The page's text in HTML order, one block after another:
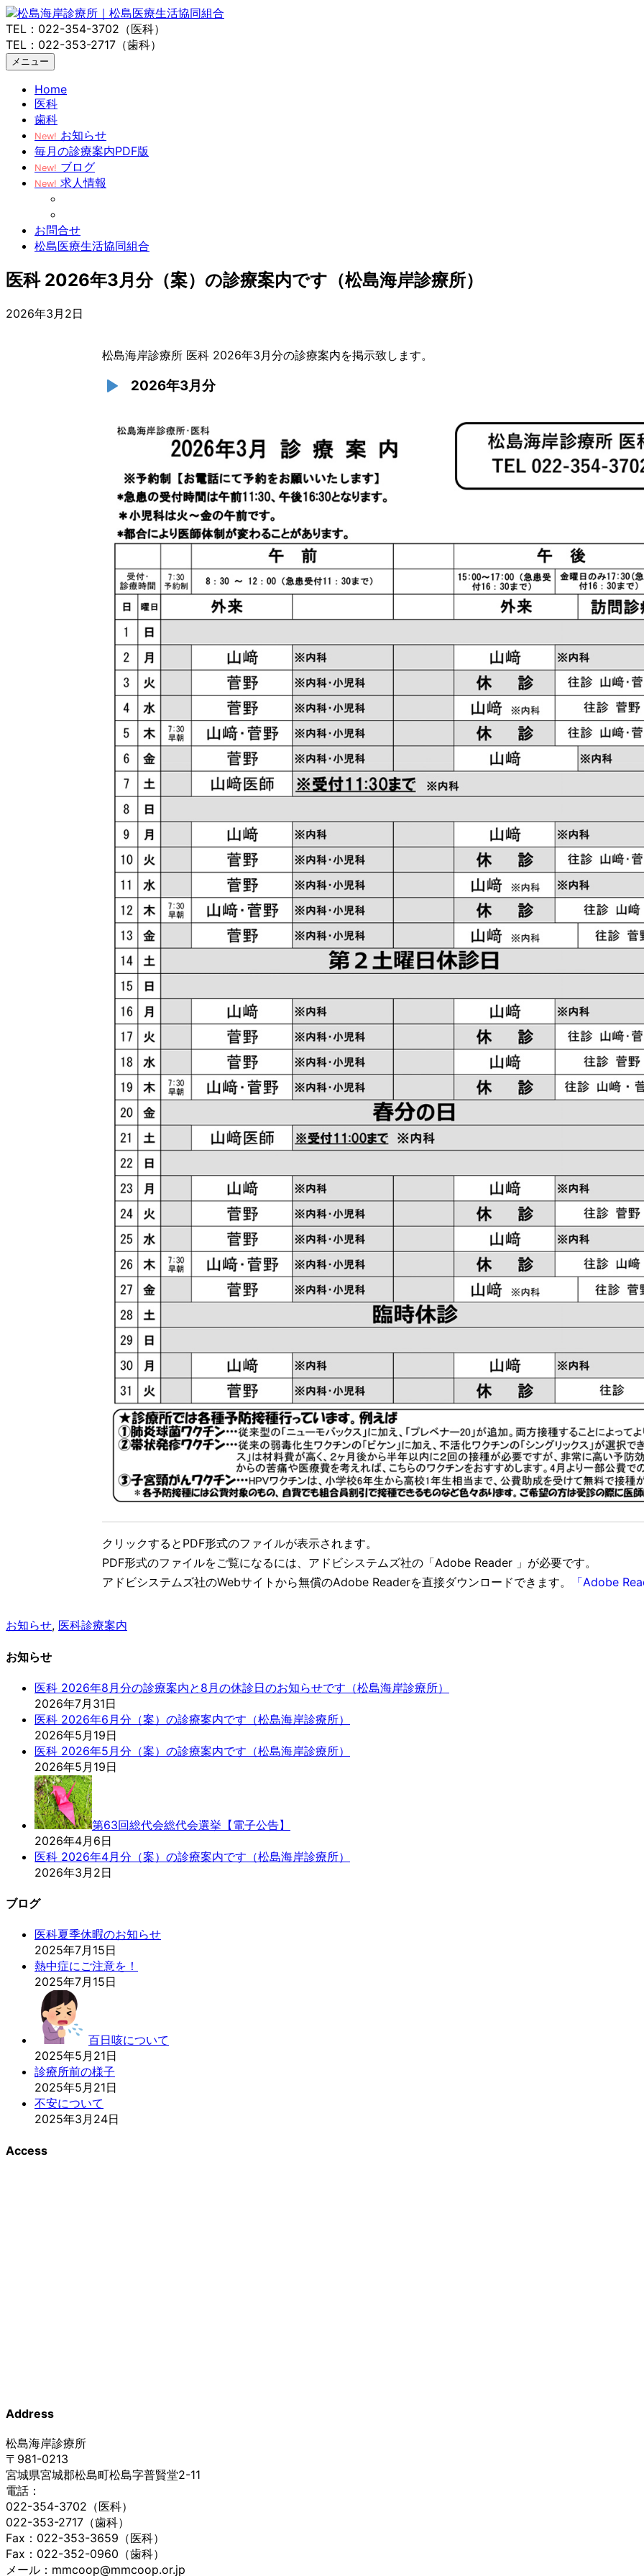
TEL：022-354-3702（医科）
TEL：022-353-2717（歯科）
メニュー
Home
医科
歯科
New! お知らせ
毎月の診療案内PDF版
New! ブログ
New! 求人情報
お問合せ
松島医療生活協同組合
医科 2026年3月分（案）の診療案内です（松島海岸診療所）
2026年3月2日
松島海岸診療所 医科 2026年3月分の診療案内を掲示致します。
2026年3月分
クリックするとPDF形式のファイルが表示されます。
PDF形式のファイルをご覧になるには、アドビシステムズ社の「Adobe Reader 」が必要です。
アドビシステムズ社のWebサイトから無償のAdobe Readerを直接ダウンロードできます。
「Adobe
お知らせ, 医科診療案内
お知らせ
医科 2026年8月分の診療案内と8月の休診日のお知らせです（松島海岸診療所）
2026年7月31日
医科 2026年6月分（案）の診療案内です（松島海岸診療所）
2026年5月19日
医科 2026年5月分（案）の診療案内です（松島海岸診療所）
2026年5月19日
第63回総代会総代会選挙【電子公告】
2026年4月6日
医科 2026年4月分（案）の診療案内です（松島海岸診療所）
2026年3月2日
ブログ
医科夏季休暇のお知らせ
2025年7月15日
熱中症にご注意を！
2025年7月15日
百日咳について
2025年5月21日
診療所前の様子
2025年5月21日
不安について
2025年3月24日
Access
Address
松島海岸診療所
〒981-0213
宮城県宮城郡松島町松島字普賢堂2-11
電話：
022-354-3702（医科）
022-353-2717（歯科）
Fax：022-353-3659（医科）
Fax：022-352-0960（歯科）
メール：mmcoop@mmcoop.or.jp